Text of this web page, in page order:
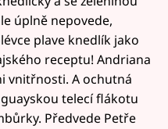
úplně nepovede,
plave knedlík jako
receptu! Andriana
vnitřnosti. A ochutná
telecí flákotu
Předvede Petře